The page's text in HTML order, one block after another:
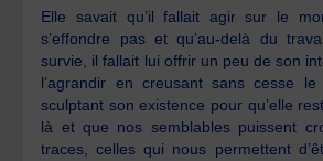
Elle savait qu’il fallait agir sur le
s’effondre pas et qu’au-delà du
survie, il fallait lui offrir un peu de son
l’agrandir en creusant sans cesse
sculptant son existence pour qu’elle
là et que nos semblables puissent
traces, celles qui nous permettent